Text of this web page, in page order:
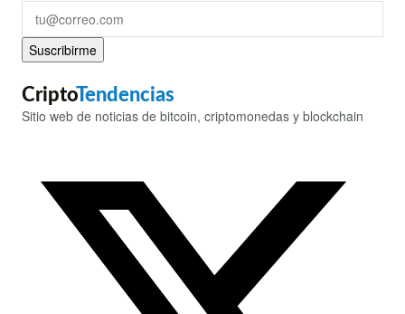
Suscribirme
CriptoTendencias
Sitio web de noticias de bitcoin, criptomonedas y blockchain